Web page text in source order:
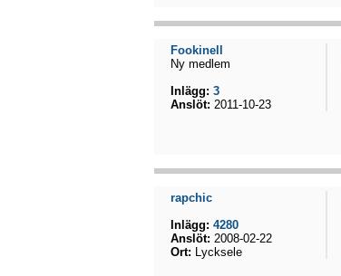
Fookinell
Ny medlem
Inlägg: 3
Anslöt: 2011-10-23
rapchic
Inlägg: 4280
Anslöt: 2008-02-22
Ort: Lycksele